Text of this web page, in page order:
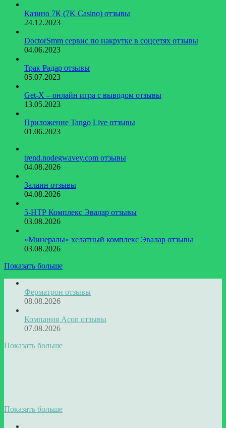
Казино 7К (7K Casino) отзывы
24.12.2023
DoctorSmm сервис по накрутке в соцсетях отзывы
04.06.2023
Трак Радар отзывы
05.07.2023
Get-X – онлайн игра с выводом отзывы
13.05.2023
Приложение Tango Live отзывы
01.06.2023
trend.nodegwavey.com отзывы
04.08.2026
Залаин отзывы
04.08.2026
5-НТР Комплекс Эвалар отзывы
03.08.2026
«Минералы» хелатный комплекс Эвалар отзывы
03.08.2026
Показать больше
Ферматрон отзывы
08.08.2026
Компания Acon отзывы
07.08.2026
Показать больше
Показать больше